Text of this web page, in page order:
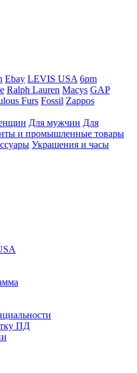
Ebay LEVIS USA 6pm
Ralph Lauren Macys GAP
Furs Fossil Zappos
Для мужчин Для
и промышленные товары
Украшения и часы
ПД